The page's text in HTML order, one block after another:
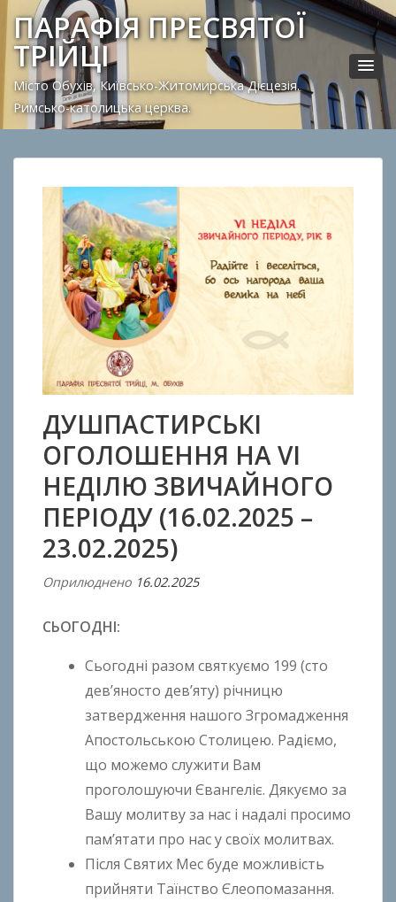
ПАРАФІЯ ПРЕСВЯТОЇ
ТРІЙЦІ
Місто Обухів, Київсько-Житомирська Дієцезія.
Римсько-католицька церква.
ДУШПАСТИРСЬКІ
ОГОЛОШЕННЯ НА VI
НЕДІЛЮ ЗВИЧАЙНОГО
ПЕРІОДУ (16.02.2025 –
23.02.2025)
Оприлюднено 16.02.2025В
n
t
o
n
B
o
h
o
n
k
СЬОГОДНІ:
Сьогодні разом святкуємо 199 (сто
дев’яносто дев’яту) річницю
затвердження нашого Згромадження
Апостольською Столицею. Радіємо,
що можемо служити Вам
проголошуючи Євангеліє. Дякуємо за
Вашу молитву за нас і надалі просимо
пам’ятати про нас у своїх молитвах.
Після Святих Мес буде можливість
прийняти Таїнство Єлеопомазання.